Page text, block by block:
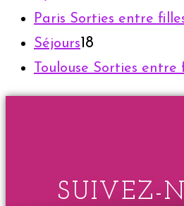
Paris Sorties entre
Séjours18
Toulouse Sorties entre
SUIVEZ-